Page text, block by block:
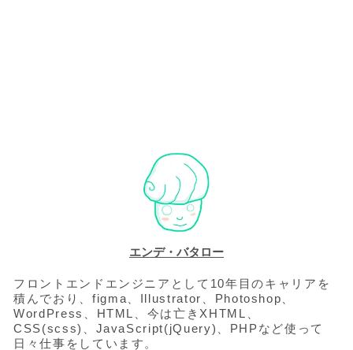
エンデ・バタロー
フロントエンドエンジニアとして10年目のキャリアを
積んでおり、figma、Illustrator、Photoshop、
WordPress、HTML、今は亡きXHTML、
CSS(scss)、JavaScript(jQuery)、PHPなど使って
日々仕事をしています。